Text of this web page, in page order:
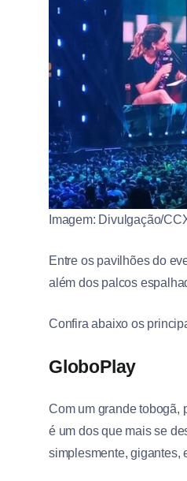
Imagem: Divulgação/
Entre os pavilhões do
além dos palcos
Confira abaixo os
GloboPlay
Com um grande tobogã,
é um dos que mais se
simplesmente, gigantes,